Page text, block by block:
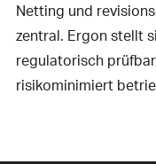
Netting und
zentral. Ergon stellt
regulatorisch
risikominimiert